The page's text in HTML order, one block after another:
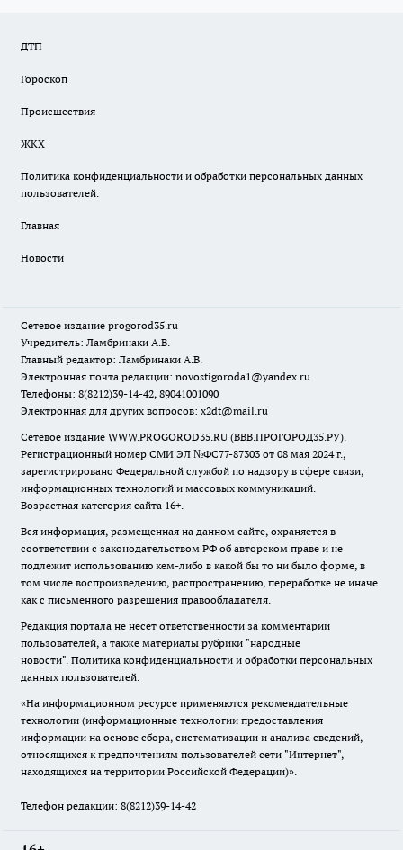
ДТП
Гороскоп
Происшествия
ЖКХ
Политика конфиденциальности и обработки персональных данных
пользователей.
Главная
Новости
Сетевое издание progorod35.ru
Учредитель: Ламбринаки А.В.
Главный редактор: Ламбринаки А.В.
Электронная почта редакции: novostigoroda1@yandex.ru
Телефоны: 8(8212)39-14-42, 89041001090
Электронная для других вопросов: x2dt@mail.ru
Сетевое издание WWW.PROGOROD35.RU (ВВВ.ПРОГОРОД35.РУ).
Регистрационный номер СМИ ЭЛ №ФС77-87303 от 08 мая 2024 г.,
зарегистрировано Федеральной службой по надзору в сфере связи,
информационных технологий и массовых коммуникаций.
Возрастная категория сайта 16+.
Вся информация, размещенная на данном сайте, охраняется в
соответствии с законодательством РФ об авторском праве и не
подлежит использованию кем-либо в какой бы то ни было форме, в
том числе воспроизведению, распространению, переработке не иначе
как с письменного разрешения правообладателя.
Редакция портала не несет ответственности за комментарии
пользователей, а также материалы рубрики "народные
новости". Политика конфиденциальности и обработки персональных
данных пользователей.
«На информационном ресурсе применяются рекомендательные
технологии (информационные технологии предоставления
информации на основе сбора, систематизации и анализа сведений,
относящихся к предпочтениям пользователей сети "Интернет",
находящихся на территории Российской Федерации)».
Телефон редакции: 8(8212)39-14-42